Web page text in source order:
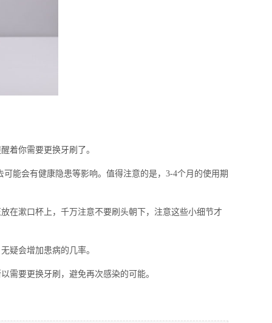
着你需要更换牙刷了。
能会有健康隐患等影响。值得注意的是，3-4个月的使用期
漱口杯上，千万注意不要刷头朝下，注意这些小细节才
疑会增加患病的几率。
要更换牙刷，避免再次感染的可能。